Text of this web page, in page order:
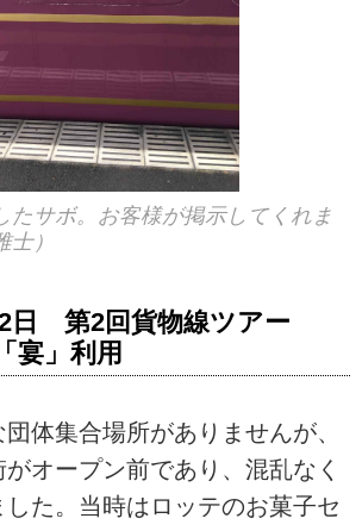
たサボ。お客様が掲示してくれま
）
日 第2回貨物線ツアー
宴」利用
体集合場所がありませんが、
オープン前であり、混乱なく
た。当時はロッテのお菓子セ